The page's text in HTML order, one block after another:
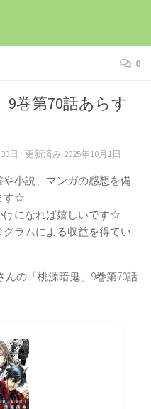
0
9巻第70話あらす
日 · 更新済み 2025年10月1日
小説、マンガの感想を備
す☆
けになれば嬉しいです☆
ラムによる収益を得てい
の「桃源暗鬼」9巻第70話